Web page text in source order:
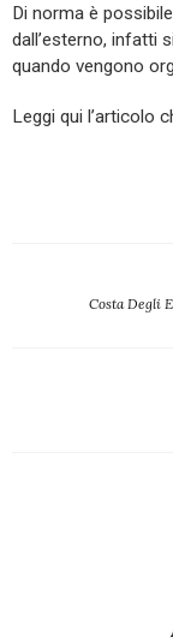
Di norma è
dall’esterno, infatti
quando vengono
Leggi qui l’articolo
Costa Degli